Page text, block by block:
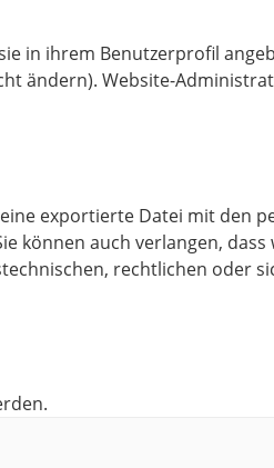
in ihrem Benutzerprofil
ändern). Website-
exportierte Datei mit den
können auch verlangen, dass
rechtlichen oder